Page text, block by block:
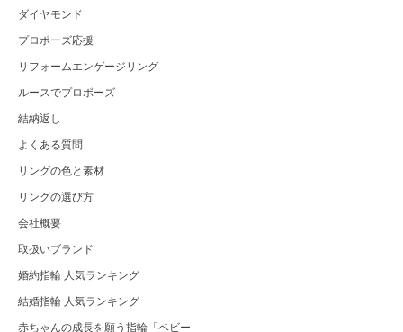
ダイヤモンド
プロポーズ応援
リフォームエンゲージリング
ルースでプロポーズ
結納返し
よくある質問
リングの色と素材
リングの選び方
会社概要
取扱いブランド
婚約指輪 人気ランキング
結婚指輪 人気ランキング
赤ちゃんの成長を願う指輪「ベビー